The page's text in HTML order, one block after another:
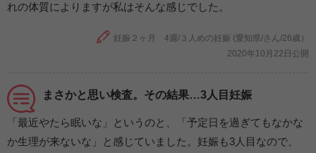
れの体質によりますが私はそんな感じでした。
妊娠２ヶ月 4週/３人めの妊娠 (愛知県/さん/26歳）
2020年10月22日公開
まさかと思い検査。その結果…3人目妊娠
「最近やたら眠いな」というのと、「予定日を過ぎてもなかな
か生理が来ないな」と感じていました。妊娠も3人目なので、